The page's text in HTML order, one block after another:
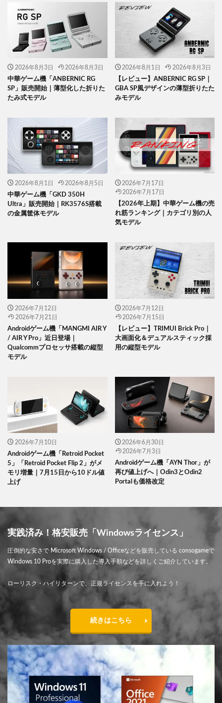
2026年8月3日 2026年8月3日
中華ゲーム機「ANBERNIC RG
SP」販売開始｜薄型化した折りた
たみ式モデル
2026年8月1日 2026年8月3日
【レビュー】ANBERNIC RG SP｜
GBA SP風デザインの薄型折りたた
みモデル
2026年8月1日 2026年8月5日
中華ゲーム機「GKD 350H
Ultra」販売開始｜RK3576S搭載
の金属筐体モデル
2026年7月17日
2026年7月17日
【2026年上期】中華ゲーム機の売
れ筋ランキング｜カテゴリ別の人
気モデル
2026年7月12日
2026年7月21日
Androidゲーム機「MANGMI AIR Y
/ AIR Y Pro」近日登場｜
Qualcommプロセッサ搭載の縦型
モデル
2026年7月12日
2026年7月15日
【レビュー】TRIMUI Brick Pro｜
大画面化＆デュアルスティック採
用の縦型モデル
2026年7月10日
Androidゲーム機「Retroid Pocket
5」「Retroid Pocket Flip 2」がメ
モリ増量｜7月15日から10ドル値
上げ
2026年6月30日
2026年7月3日
Androidゲーム機「AYN Thor」が
再び値上げへ｜Odin3とOdin2
Portalも価格改定
実践済み！格安販売「Windowsライセンス」
圧倒的な安さで Microsoft Windows / Officeなどを販売している consogameで
Windows 10 Proを実際に購入した導入手順などを詳しくご紹介しています。
ローリスク・ハイリターンで、正規ライセンスを手に入れよう！
続きはこちら